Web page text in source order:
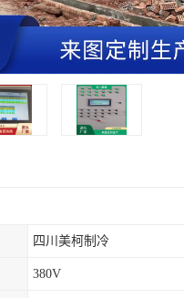
四川美柯制冷
380V